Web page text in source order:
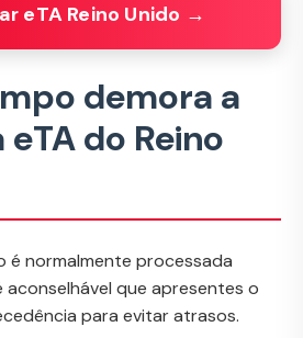
eTA Reino Unido →
demora a
do Reino
é normalmente processada
aconselhável que apresentes o
para evitar atrasos.